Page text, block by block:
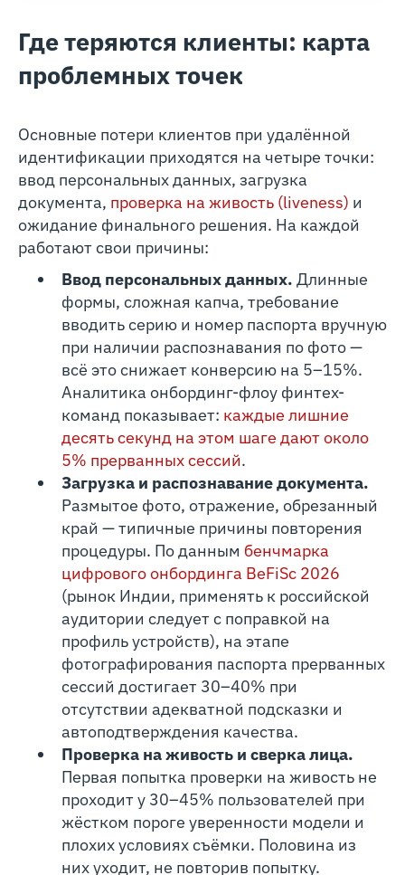
Где теряются клиенты: карта
проблемных точек
Основные потери клиентов при удалённой
идентификации приходятся на четыре точки:
ввод персональных данных, загрузка
документа, проверка на живость (liveness) и
ожидание финального решения. На каждой
работают свои причины:
Ввод персональных данных. Длинные
формы, сложная капча, требование
вводить серию и номер паспорта вручную
при наличии распознавания по фото —
всё это снижает конверсию на 5–15%.
Аналитика онбординг-флоу финтех-
команд показывает: каждые лишние
десять секунд на этом шаге дают около
5% прерванных сессий.
Загрузка и распознавание документа.
Размытое фото, отражение, обрезанный
край — типичные причины повторения
процедуры. По данным бенчмарка
цифрового онбординга BeFiSc 2026
(рынок Индии, применять к российской
аудитории следует с поправкой на
профиль устройств), на этапе
фотографирования паспорта прерванных
сессий достигает 30–40% при
отсутствии адекватной подсказки и
автоподтверждения качества.
Проверка на живость и сверка лица.
Первая попытка проверки на живость не
проходит у 30–45% пользователей при
жёстком пороге уверенности модели и
плохих условиях съёмки. Половина из
них уходит, не повторив попытку.